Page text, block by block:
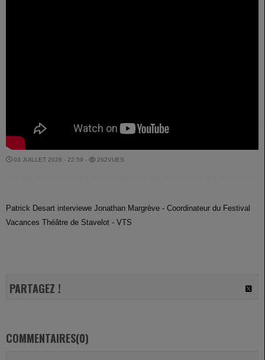
03 JUILLET 2026 - 22:59 - 262VUES
Patrick Desart interviewe Jonathan Margrève - Coordinateur du Festival
Vacances Théâtre de Stavelot - VTS
PARTAGEZ !
COMMENTAIRES(0)